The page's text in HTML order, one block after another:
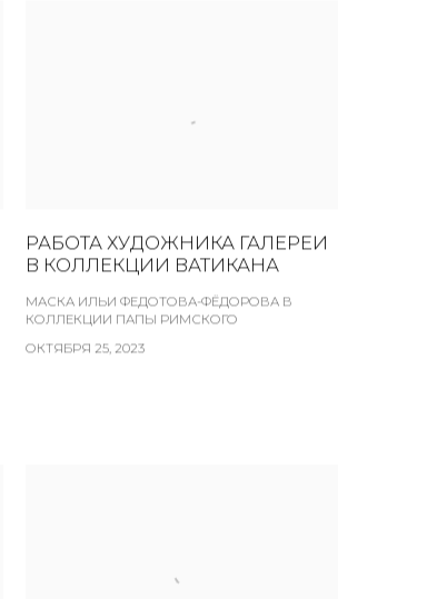
РАБОТА ХУДОЖНИКА ГАЛЕРЕИ
В КОЛЛЕКЦИИ ВАТИКАНА
МАСКА ИЛЬИ ФЕДОТОВА-ФЁДОРОВА В
КОЛЛЕКЦИИ ПАПЫ РИМСКОГО
ОКТЯБРЯ 25, 2023